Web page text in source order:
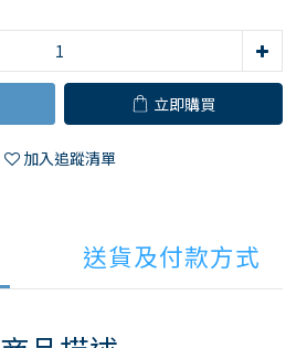
立即購買
加入追蹤清單
送貨及付款方式